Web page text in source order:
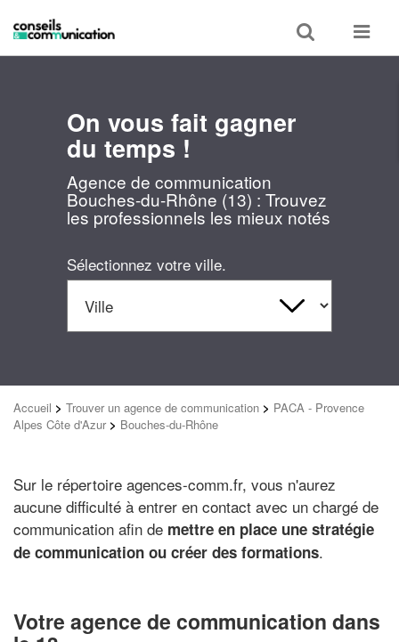
Toggle
search
Toggle
On vous fait gagner
du temps !
Agence de communication
Bouches-du-Rhône (13) : Trouvez
les professionnels les mieux notés
Sélectionnez votre ville.
Accueil > Trouver un agence de communication > PACA - Provence
Alpes Côte d'Azur > Bouches-du-Rhône
Sur le répertoire agences-comm.fr, vous n'aurez
aucune difficulté à entrer en contact avec un chargé de
communication afin de mettre en place une stratégie
de communication ou créer des formations.
Votre agence de communication dans